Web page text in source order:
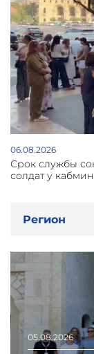
06.08.2026
Срок службы
солдат у
Регион
05.08.2026